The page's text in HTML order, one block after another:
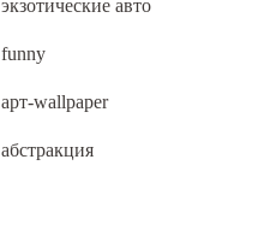
экзотические авто
funny
арт-wallpaper
абстракция